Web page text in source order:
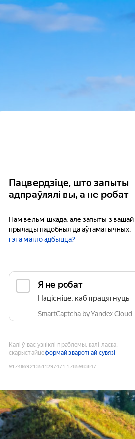
Пацвердзіце, што запыты
адпраўлялі вы, а не робат
Нам вельмі шкада, але запыты з вашай
прылады падобныя да аўтаматычных.
гэта магло адбыцца?
Я не робат
Націсніце, каб працягнуць
SmartCaptcha by Yandex Cloud
Калі ў вас узніклі праблемы, калі ласка,
скарыстайцеформай зваротнай сувязі
9174869213511297471 :1785983647